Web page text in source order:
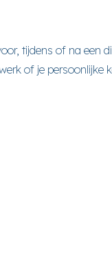
tijdens of na een
of je persoonlijke